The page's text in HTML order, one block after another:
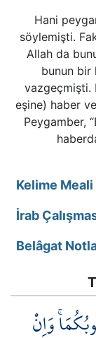
Hani
söylemişti.
Allah da
bunun bir
vazgeçmişti.
eşine) haber
Peygamber,
Kelime
İrab
Belâgat
وَاِنْ